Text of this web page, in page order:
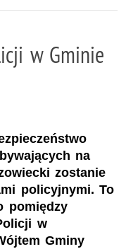
w Gminie
na
zostanie
policyjnymi. To
pomiędzy
w
Gminy